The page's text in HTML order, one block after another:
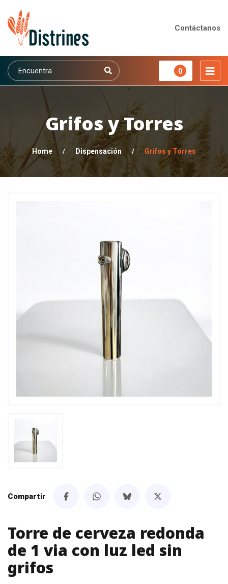
Contáctanos
0
Grifos y Torres
Home / Dispensación / Grifos y Torres
Compartir
Torre de cerveza redonda
de 1 via con luz led sin
grifos